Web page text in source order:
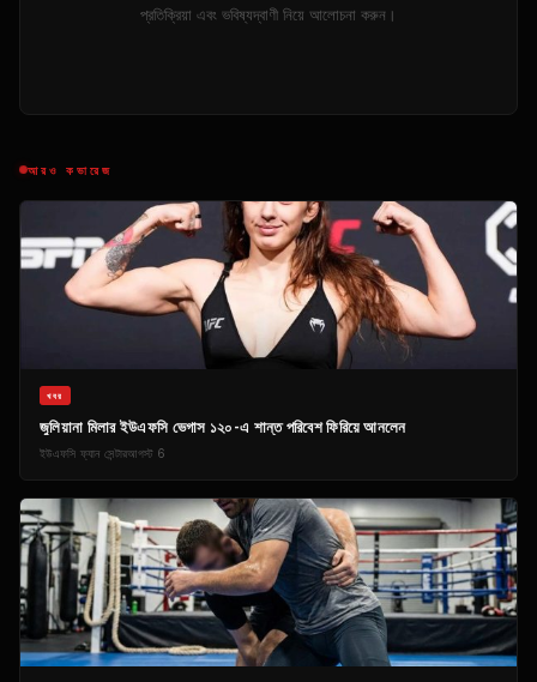
প্রতিক্রিয়া এবং ভবিষ্যদ্বাণী নিয়ে আলোচনা করুন।
আরও কভারেজ
খবর
জুলিয়ানা মিলার ইউএফসি ভেগাস ১২০-এ শান্ত পরিবেশ ফিরিয়ে আনলেন
ইউএফসি ফ্যান সেন্টারআগস্ট 6